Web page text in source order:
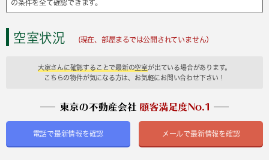
の条件を全て確認できます。
空室状況 (現在、部屋まるでは公開されていません）
大家さんに確認することで最新の空室が出ている場合があります。
こちらの物件が気になる方は、お気軽にお問い合わせ下さい！
電話で最新情報を確認 メールで最新情報を確認